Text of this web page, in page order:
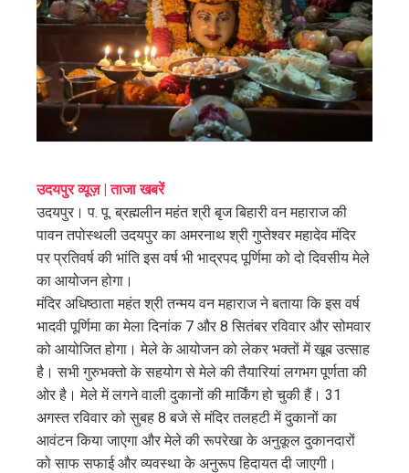
उदयपुर व्यूज़ | ताजा खबरें
उदयपुर। प. पू. ब्रह्मलीन महंत श्री बृज बिहारी वन महाराज की
पावन तपोस्थली उदयपुर का अमरनाथ श्री गुप्तेश्वर महादेव मंदिर
पर प्रतिवर्ष की भांति इस वर्ष भी भाद्रपद पूर्णिमा को दो दिवसीय मेले
का आयोजन होगा।
मंदिर अधिष्ठाता महंत श्री तन्मय वन महाराज ने बताया कि इस वर्ष
भादवी पूर्णिमा का मेला दिनांक 7 और 8 सितंबर रविवार और सोमवार
को आयोजित होगा। मेले के आयोजन को लेकर भक्तों में खूब उत्साह
है। सभी गुरुभक्तो के सहयोग से मेले की तैयारियां लगभग पूर्णता की
ओर है। मेले में लगने वाली दुकानों की मार्किंग हो चुकी हैं। 31
अगस्त रविवार को सुबह 8 बजे से मंदिर तलहटी में दुकानों का
आवंटन किया जाएगा और मेले की रूपरेखा के अनुकूल दुकानदारों
को साफ सफाई और व्यवस्था के अनुरूप हिदायत दी जाएगी।